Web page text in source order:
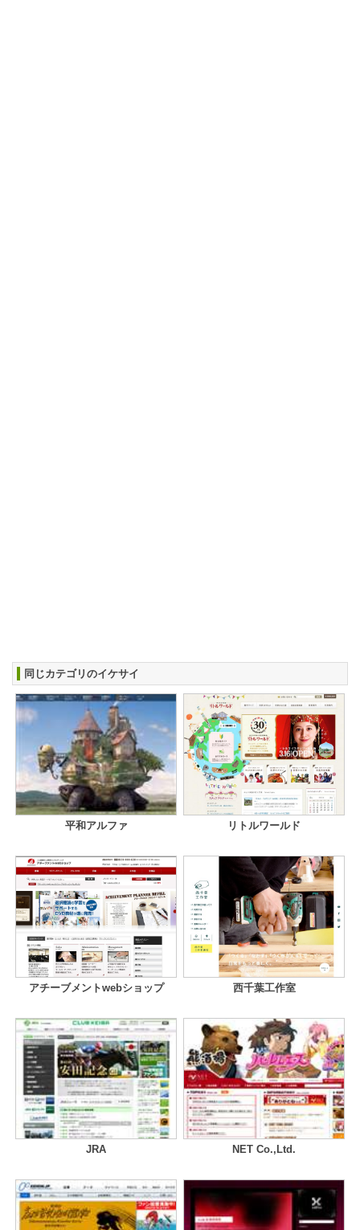
同じカテゴリのイケサイ
平和アルファ リトルワールド
アチーブメントwebショップ 西千葉工作室
JRA NET Co.,Ltd.